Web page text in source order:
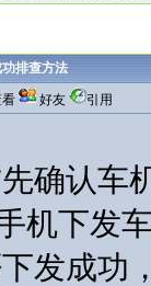
排查方法
好友 引用
确认车
机下发
发成功